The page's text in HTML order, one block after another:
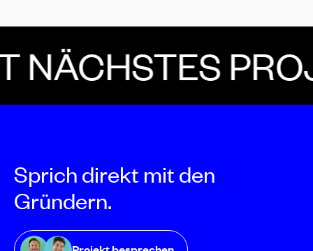
Sprich direkt mit den
Gründern.